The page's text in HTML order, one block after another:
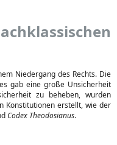
Niedergang des Rechts. Die
gab eine große Unsicherheit
zu beheben, wurden
Konstitutionen erstellt, wie der
Codex Theodosianus.